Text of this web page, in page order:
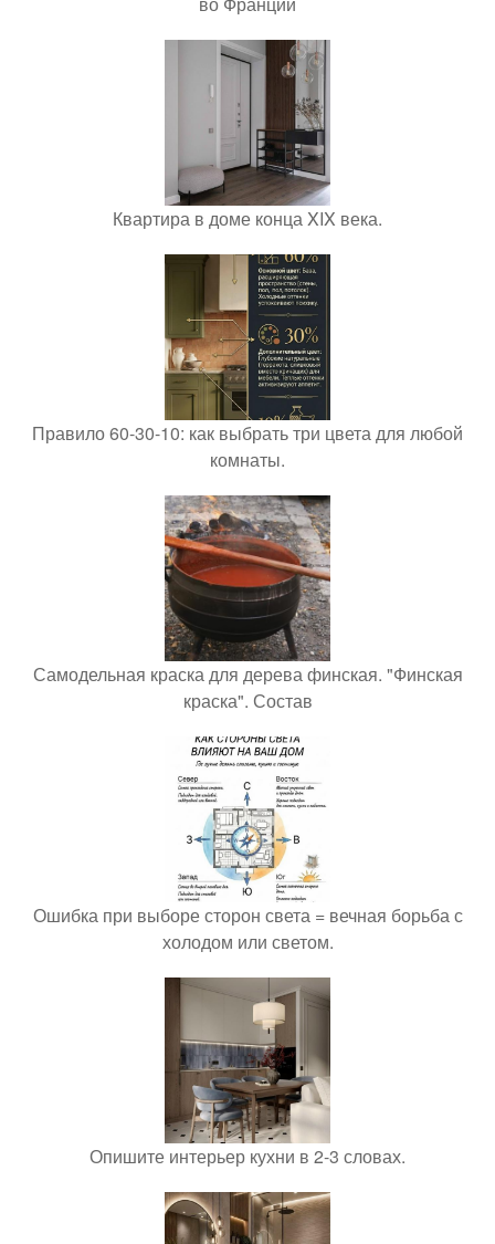
Квартира в доме конца XIX века.
Правило 60-30-10: как выбрать три цвета для любой
комнаты.
Самодельная краска для дерева финская. "Финская
краска". Состав
Ошибка при выборе сторон света = вечная борьба с
холодом или светом.
Опишите интерьер кухни в 2-3 словах.